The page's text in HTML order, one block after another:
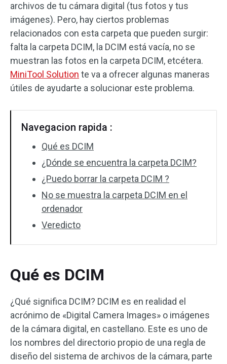
archivos de tu cámara digital (tus fotos y tus
imágenes). Pero, hay ciertos problemas
relacionados con esta carpeta que pueden surgir:
falta la carpeta DCIM, la DCIM está vacía, no se
muestran las fotos en la carpeta DCIM, etcétera.
MiniTool Solution te va a ofrecer algunas maneras
útiles de ayudarte a solucionar este problema.
Navegacion rapida :
Qué es DCIM
¿Dónde se encuentra la carpeta DCIM?
¿Puedo borrar la carpeta DCIM ?
No se muestra la carpeta DCIM en el
ordenador
Veredicto
Qué es DCIM
¿Qué significa DCIM? DCIM es en realidad el
acrónimo de «Digital Camera Images» o imágenes
de la cámara digital, en castellano. Este es uno de
los nombres del directorio propio de una regla de
diseño del sistema de archivos de la cámara, parte